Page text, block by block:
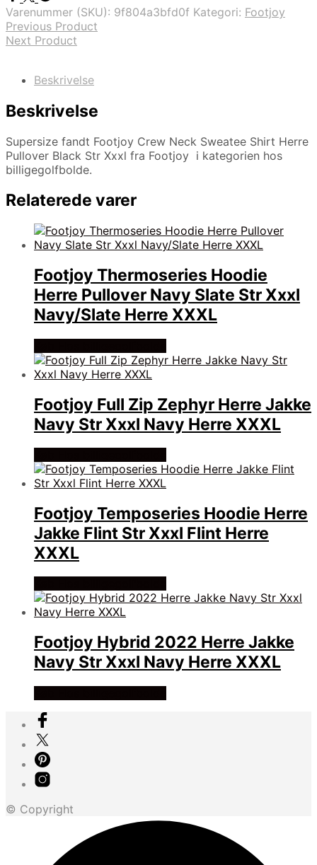
Varenummer (SKU): 9f804a3bfd0f Kategori: Footjoy
Previous Product
Next Product
Beskrivelse
Beskrivelse
Supersize fandt Footjoy Crew Neck Sweatee Shirt Herre
Pullover Black Str Xxxl fra Footjoy i kategorien hos
billigegolfbolde.
Relaterede varer
Footjoy Thermoseries Hoodie
Herre Pullover Navy Slate Str Xxxl
Navy/Slate Herre XXXL
Footjoy Full Zip Zephyr Herre Jakke
Navy Str Xxxl Navy Herre XXXL
Footjoy Temposeries Hoodie Herre
Jakke Flint Str Xxxl Flint Herre
XXXL
Footjoy Hybrid 2022 Herre Jakke
Navy Str Xxxl Navy Herre XXXL
© Copyright